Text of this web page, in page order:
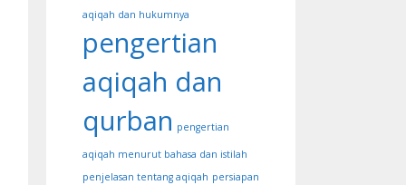
aqiqah dan hukumnya
pengertian
aqiqah dan
qurban pengertian
aqiqah menurut bahasa dan istilah
penjelasan tentang aqiqah persiapan